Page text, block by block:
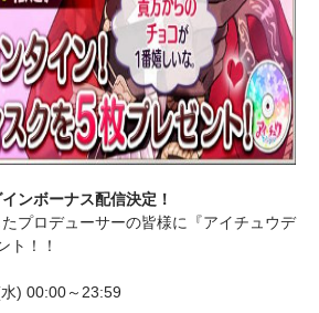
ンボーナス配信決定！
プロデューサーの皆様に『アイチュウデ
ト！！
) 00:00～23:59